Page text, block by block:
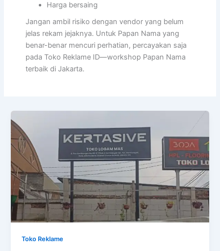
Harga bersaing
Jangan ambil risiko dengan vendor yang belum
jelas rekam jejaknya. Untuk Papan Nama yang
benar-benar mencuri perhatian, percayakan saja
pada Toko Reklame ID—workshop Papan Nama
terbaik di Jakarta.
Toko Reklame